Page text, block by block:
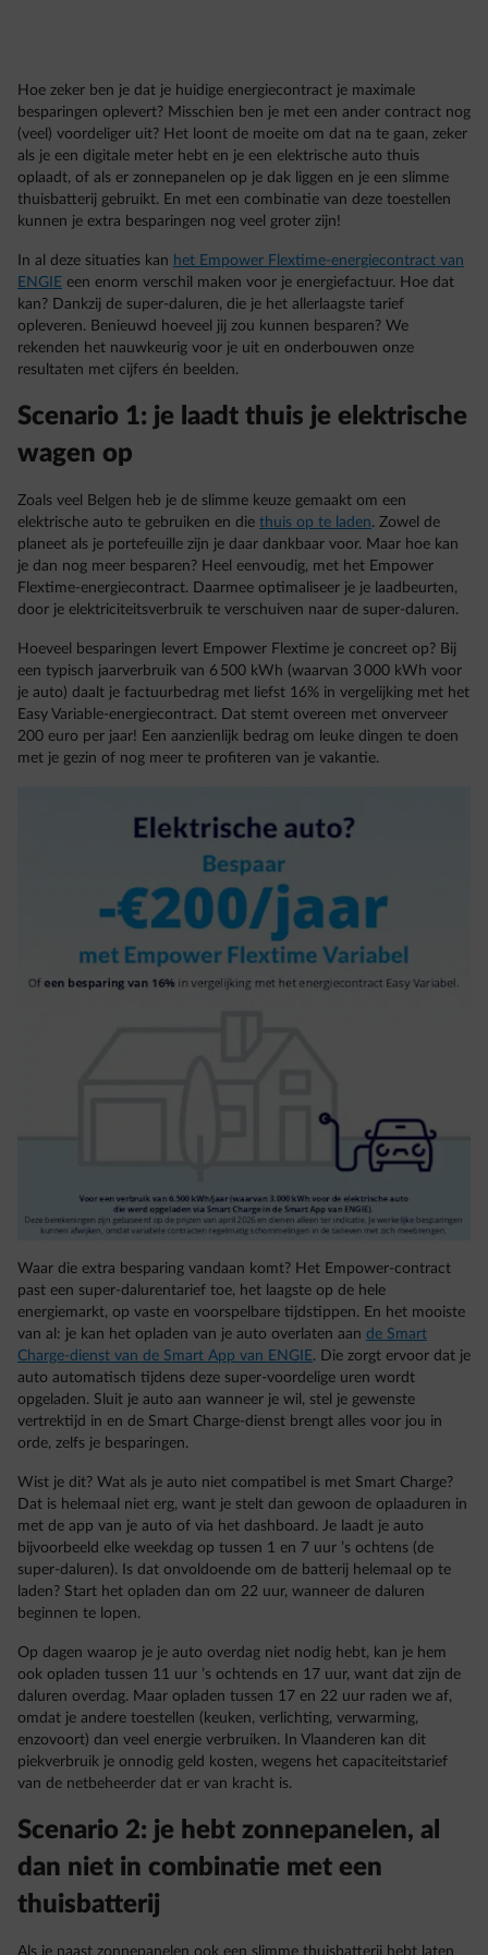
Hoe zeker ben je dat je huidige energiecontract je maximale
besparingen oplevert? Misschien ben je met een ander contract nog
(veel) voordeliger uit? Het loont de moeite om dat na te gaan, zeker
als je een digitale meter hebt en je een elektrische auto thuis
oplaadt, of als er zonnepanelen op je dak liggen en je een slimme
thuisbatterij gebruikt. En met een combinatie van deze toestellen
kunnen je extra besparingen nog veel groter zijn!
In al deze situaties kan het Empower Flextime-energiecontract van
ENGIE een enorm verschil maken voor je energiefactuur. Hoe dat
kan? Dankzij de super-daluren, die je het allerlaagste tarief
opleveren. Benieuwd hoeveel jij zou kunnen besparen? We
rekenden het nauwkeurig voor je uit en onderbouwen onze
resultaten met cijfers én beelden.
Scenario 1: je laadt thuis je elektrische
wagen op
Zoals veel Belgen heb je de slimme keuze gemaakt om een
elektrische auto te gebruiken en die thuis op te laden. Zowel de
planeet als je portefeuille zijn je daar dankbaar voor. Maar hoe kan
je dan nog meer besparen? Heel eenvoudig, met het Empower
Flextime-energiecontract. Daarmee optimaliseer je je laadbeurten,
door je elektriciteitsverbruik te verschuiven naar de super-daluren.
Hoeveel besparingen levert Empower Flextime je concreet op? Bij
een typisch jaarverbruik van 6 500 kWh (waarvan 3 000 kWh voor
je auto) daalt je factuurbedrag met liefst 16% in vergelijking met het
Easy Variable-energiecontract. Dat stemt overeen met onverveer
200 euro per jaar! Een aanzienlijk bedrag om leuke dingen te doen
met je gezin of nog meer te profiteren van je vakantie.
Waar die extra besparing vandaan komt? Het Empower-contract
past een super-dalurentarief toe, het laagste op de hele
energiemarkt, op vaste en voorspelbare tijdstippen. En het mooiste
van al: je kan het opladen van je auto overlaten aan de Smart
Charge-dienst van de Smart App van ENGIE. Die zorgt ervoor dat je
auto automatisch tijdens deze super-voordelige uren wordt
opgeladen. Sluit je auto aan wanneer je wil, stel je gewenste
vertrektijd in en de Smart Charge-dienst brengt alles voor jou in
orde, zelfs je besparingen.
Wist je dit? Wat als je auto niet compatibel is met Smart Charge?
Dat is helemaal niet erg, want je stelt dan gewoon de oplaaduren in
met de app van je auto of via het dashboard. Je laadt je auto
bijvoorbeeld elke weekdag op tussen 1 en 7 uur ’s ochtens (de
super-daluren). Is dat onvoldoende om de batterij helemaal op te
laden? Start het opladen dan om 22 uur, wanneer de daluren
beginnen te lopen.
Op dagen waarop je je auto overdag niet nodig hebt, kan je hem
ook opladen tussen 11 uur ’s ochtends en 17 uur, want dat zijn de
daluren overdag. Maar opladen tussen 17 en 22 uur raden we af,
omdat je andere toestellen (keuken, verlichting, verwarming,
enzovoort) dan veel energie verbruiken. In Vlaanderen kan dit
piekverbruik je onnodig geld kosten, wegens het capaciteitstarief
van de netbeheerder dat er van kracht is.
Scenario 2: je hebt zonnepanelen, al
dan niet in combinatie met een
thuisbatterij
Als je naast zonnepanelen ook een slimme thuisbatterij hebt laten